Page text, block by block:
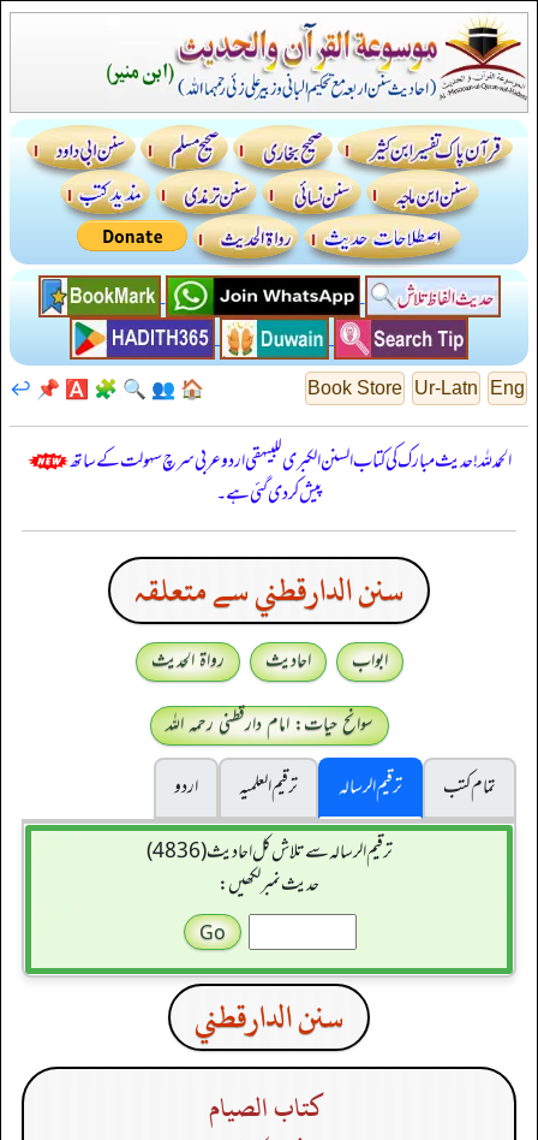
Eng
Ur-Latn
Book Store
🏠
👥
🔍
🧩
🅰️
📌
↩️
الحمدللہ! حدیث مبارک کی کتاب السنن الكبرى للبيهقي اردو عربی سرچ سہولت کے ساتھ
پیش کر دی گئی ہے۔
سنن الدارقطني سے متعلقہ
ابواب احادیث
رواۃ الحدیث
سوانح حیات: امام دارقطنی رحمہ اللہ
تمام کتب
ترقیم الرسالہ ترقیم العلمیہ
اردو
ترقیم الرسالہ سے تلاش کل احادیث (4836)
حدیث نمبر لکھیں:
سنن الدارقطني
كتاب الصيام